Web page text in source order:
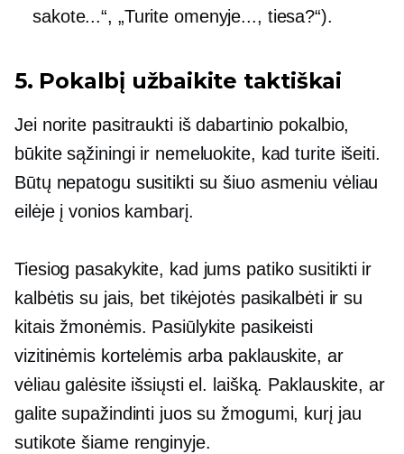
sakote...“, „Turite omenyje..., tiesa?“).
5. Pokalbį užbaikite taktiškai
Jei norite pasitraukti iš dabartinio pokalbio,
būkite sąžiningi ir nemeluokite, kad turite išeiti.
Būtų nepatogu susitikti su šiuo asmeniu vėliau
eilėje į vonios kambarį.
Tiesiog pasakykite, kad jums patiko susitikti ir
kalbėtis su jais, bet tikėjotės pasikalbėti ir su
kitais žmonėmis. Pasiūlykite pasikeisti
vizitinėmis kortelėmis arba paklauskite, ar
vėliau galėsite išsiųsti el. laišką. Paklauskite, ar
galite supažindinti juos su žmogumi, kurį jau
sutikote šiame renginyje.